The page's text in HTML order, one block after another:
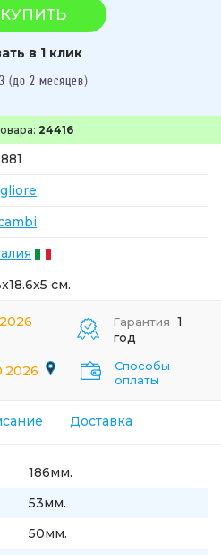
24416
см.
КУПИТЬ
в 1 клик
(до 2 месяцев)
Гарантия 1
год
Способы
оплаты
Доставка
186мм.
53мм.
50мм.